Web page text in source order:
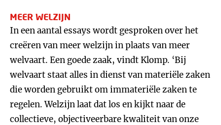
MEER WELZIJN
In een aantal essays wordt gesproken over het
creëren van meer welzijn in plaats van meer
welvaart. Een goede zaak, vindt Klomp. ‘Bij
welvaart staat alles in dienst van materiële zaken
die worden gebruikt om immateriële zaken te
regelen. Welzijn laat dat los en kijkt naar de
collectieve, objectiveerbare kwaliteit van onze